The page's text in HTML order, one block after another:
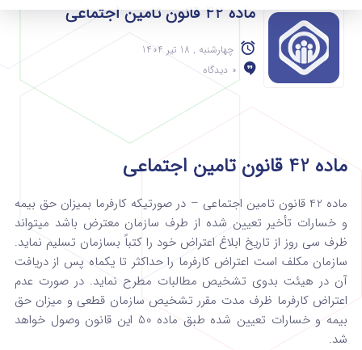
ماده 42 قانون تامین اجتماعی
چهارشنبه , 18 تیر 1404
0 دیدگاه
ماده 42 قانون تامین اجتماعی
ماده 42 قانون تامین اجتماعی – در صورتیکه کارفرما بمیزان حق بیمه
و خسارات تأخیر تعیین شده از طرف سازمان معترض باشد میتواند
ظرف سی روز از تاریخ ابلاغ‌ اعتراض خود را کتباً بسازمان تسلیم نماید.
سازمان مکلف است اعتراض کارفرما را حداکثر تا یکماه پس از دریافت
آن در هیئت بدوی تشخیص‌ مطالبات مطرح نماید.‌ در صورت عدم
اعتراض کارفرما ظرف مدت مقرر تشخیص سازمان قطعی و میزان حق
بیمه و خسارات تعیین شده طبق ماده 50 این قانون وصول‌ خواهد
شد.